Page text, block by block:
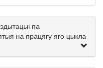
па
на працягу яго цыкла